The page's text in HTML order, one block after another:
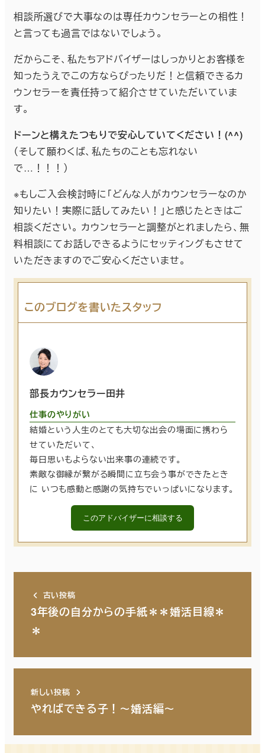
相談所選びで大事なのは専任カウンセラーとの相性！
と言っても過言ではないでしょう。
だからこそ、私たちアドバイザーはしっかりとお客様を
知ったうえでこの方ならぴったりだ！と信頼できるカ
ウンセラーを責任持って紹介させていただいていま
す。
ドーンと構えたつもりで安心していてください！(^^)
（そして願わくば、私たちのことも忘れない
で…！！！）
※もしご入会検討時に「どんな人がカウンセラーなのか
知りたい！実際に話してみたい！」と感じたときはご
相談ください。 カウンセラーと調整がとれましたら、無
料相談にてお話しできるようにセッティングもさせて
いただきますのでご安心くださいませ。
このブログを書いたスタッフ
部長カウンセラー田井
仕事のやりがい
結婚という人生のとても大切な出会の場面に携わら
せていただいて、
毎日思いもよらない出来事の連続です。
素敵な御縁が繋がる瞬間に立ち会う事ができたとき
に いつも感動と感謝の気持ちでいっぱいになります。
このアドバイザーに相談する
古い投稿
3年後の自分からの手紙＊＊婚活目線＊
＊
新しい投稿
やればできる子！～婚活編～